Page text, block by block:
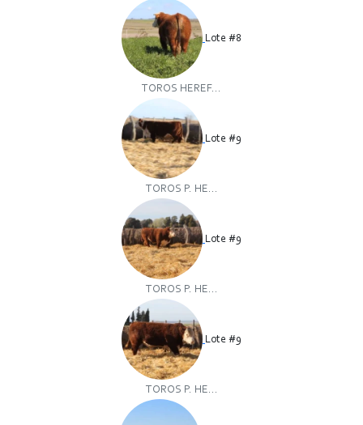
Lote #8
TOROS HEREF...
Lote #9
TOROS P. HE...
Lote #9
TOROS P. HE...
Lote #9
TOROS P. HE...